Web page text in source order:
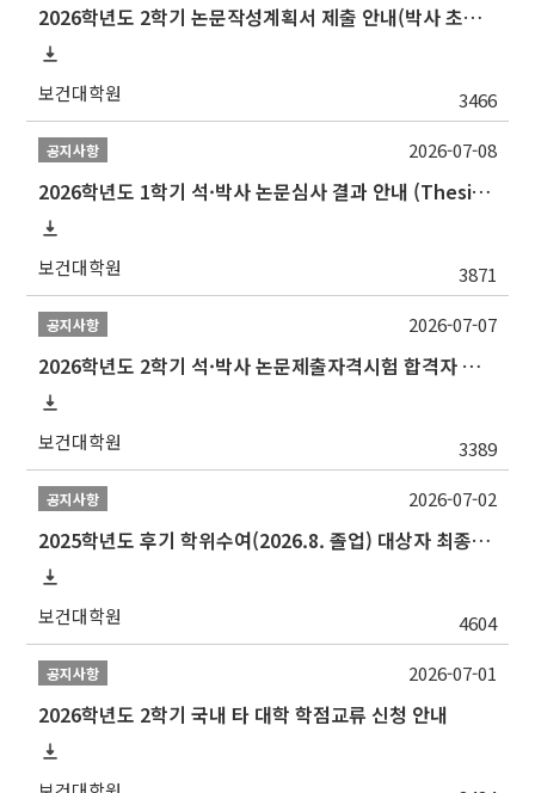
2026학년도 2학기 논문작성계획서 제출 안내(박사 초심 일정 포함)_Thesis Proposal
보건대학원 3466
공지사항
2026학년도 1학기 석·박사 논문심사 결과 안내 (Thesis Defense Result)
보건대학원 3871
2026-07-08
공지사항
2026학년도 2학기 석·박사 논문제출자격시험 합격자 공고(TSQ Exam Result)
보건대학원 3389
2026-07-07
공지사항
2025학년도 후기 학위수여(2026.8. 졸업) 대상자 최종인준 논문 제출 안내
보건대학원 4604
2026-07-02
공지사항
2026학년도 2학기 국내 타 대학 학점교류 신청 안내
2026-07-01